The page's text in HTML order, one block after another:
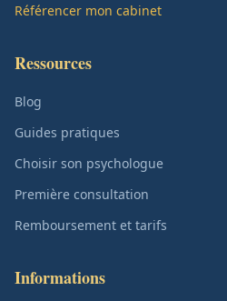
Référencer mon cabinet
Ressources
Blog
Guides pratiques
Choisir son psychologue
Première consultation
Remboursement et tarifs
Informations